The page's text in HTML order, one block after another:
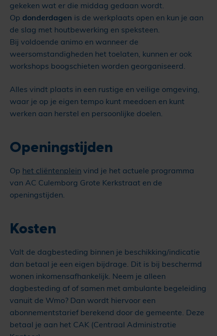
gekeken wat er die middag gedaan wordt.
Op donderdagen is de werkplaats open en kun je aan
de slag met houtbewerking en speksteen.
Bij voldoende animo en wanneer de
weersomstandigheden het toelaten, kunnen er ook
workshops boogschieten worden georganiseerd.
Alles vindt plaats in een rustige en veilige omgeving,
waar je op je eigen tempo kunt meedoen en kunt
werken aan herstel en persoonlijke doelen.
Openingstijden
Op het cliëntenplein vind je het actuele programma
van AC Culemborg Grote Kerkstraat en de
openingstijden.
Kosten
Valt de dagbesteding binnen je beschikking/indicatie
dan betaal je een eigen bijdrage. Dit is bij beschermd
wonen inkomensafhankelijk. Neem je alleen
dagbesteding af of samen met ambulante begeleiding
vanuit de Wmo? Dan wordt hiervoor een
abonnementstarief berekend door de gemeente. Deze
betaal je aan het CAK (Centraal Administratie